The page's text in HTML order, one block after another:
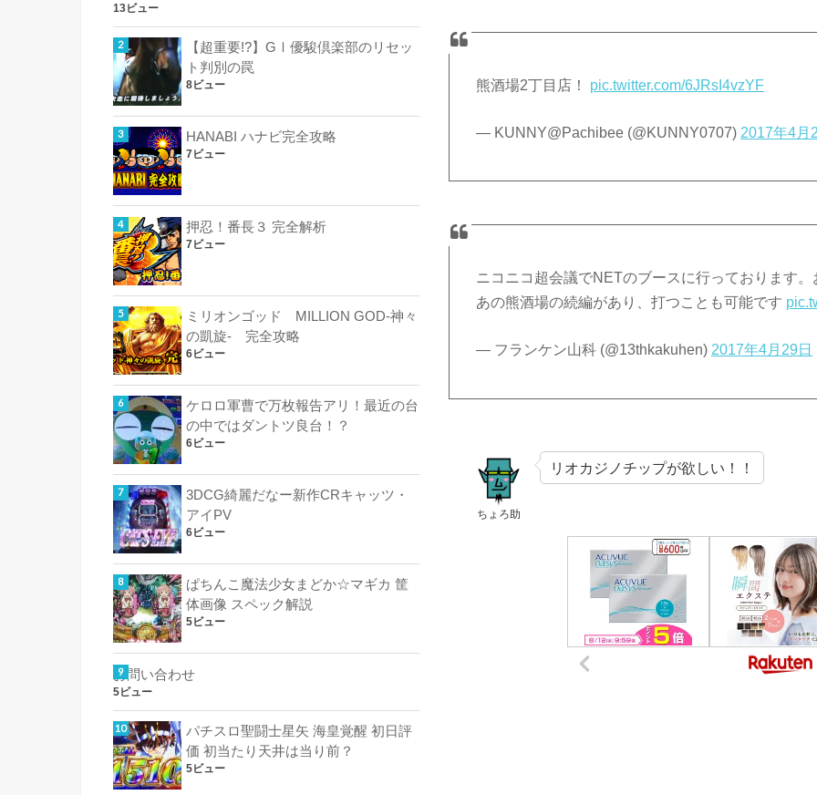
熊酒場2丁目店！ pic.twitter.com/6JRsI4vzYF
— KUNNY@Pachibee (@KUNNY0707) 2017年4月
ニコニコ超会議でNETのブースに行っております
あの熊酒場の続編があり、打つことも可能です
— フランケン山科 (@13thkakuhen) 2017年4月29日
ちょろ助
リオカジノチップが欲しい！！
13ビュー
【超重要!?】GⅠ優駿倶楽部のリセッ
ト判別の罠
8ビュー
HANABI ハナビ完全攻略
7ビュー
押忍！番長３ 完全解析
7ビュー
ミリオンゴッド MILLION GOD-神々
の凱旋- 完全攻略
6ビュー
ケロロ軍曹で万枚報告アリ！最近の台
の中ではダントツ良台！？
6ビュー
3DCG綺麗だなー新作CRキャッツ・
アイPV
6ビュー
ぱちんこ魔法少女まどか☆マギカ 筐
体画像 スペック解説
5ビュー
お問い合わせ
5ビュー
パチスロ聖闘士星矢 海皇覚醒 初日評
価 初当たり天井は当り前？
5ビュー